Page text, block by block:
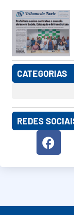
CATEGORIAS
REDES